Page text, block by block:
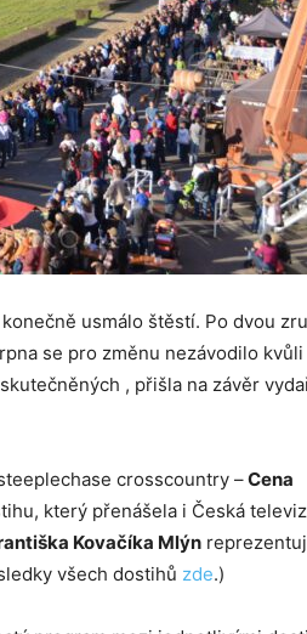
usmálo štěstí. Po dvou
se pro změnu nezávodilo kvůli
, přišla na závěr
crosscountry –Cena
který přenášela i Česká
Kovačíka Mlýn
všech dostihů zde.)